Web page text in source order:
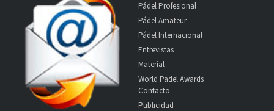
Pádel Profesional
Pádel Amateur
Pádel Internacional
Entrevistas
Material
World Padel Awards
Contacto
Publicidad